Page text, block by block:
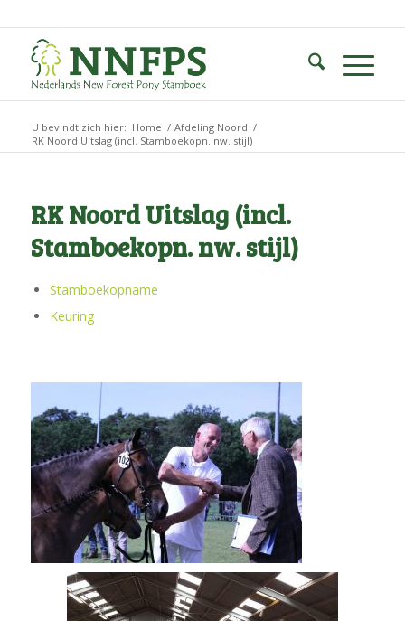
U bevindt zich hier: Home / Afdeling Noord /
RK Noord Uitslag (incl. Stamboekopn. nw. stijl)
RK Noord Uitslag (incl.
Stamboekopn. nw. stijl)
Stamboekopname
Keuring